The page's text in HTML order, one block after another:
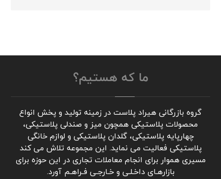
ما که هستیم؟
گروه بازرگانی هیراد پلاست در زمینه تولید و پخش انواع
محصولات پلاستیکی همچون میز و صندلی پلاستیکی،
چهارپایه پلاستیکی، گلدان پلاستیکی و لوازم خانگی
پلاستیکی فعالیت می نماید. این مجموعه تلاش می کند
مسیری هموار برای انجام معاملات تجاری در این حوزه برای
بازارهـای داخـلـی و خـارجـی فـراهـم آورد.